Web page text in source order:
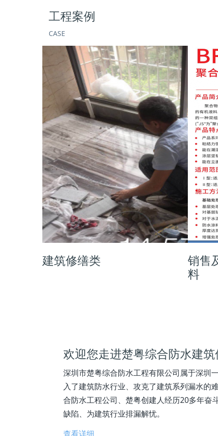
工程案例
CASE
建筑修缮类
销售
料
欢迎您走进楚粤综合防水建
深圳市楚粤综合防水工程有限公司属于深圳
入了建筑防水行业、攻克了建筑系列漏水
合防水工程公司、楚粤创建人经历20多年奋
缺陷、为建筑行业排漏解忧。
查看详细